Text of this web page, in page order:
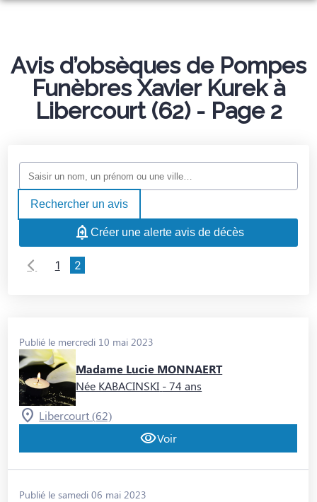
MONUMENTS FUNÉRAIRES
NOS AGENCES
HÉNIN-BEAUMONT
OSTRICOURT
MARBRERIE LAURENT
ESPACES HOMMAGES
Avis d’obsèques de Pompes
Funèbres Xavier Kurek à
Libercourt (62) - Page 2
Rechercher un avis
Créer une alerte avis de décès
1 2
Publié le mercredi 10 mai 2023
Madame Lucie MONNAERT
Née KABACINSKI - 74 ans
Libercourt (62)
Voir
Publié le samedi 06 mai 2023